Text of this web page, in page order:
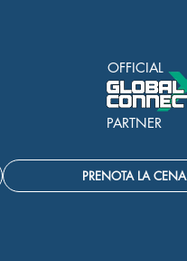
OFFICIAL
PARTNER
PRENOTA LA